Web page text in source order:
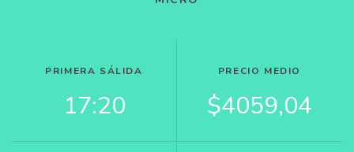
PRIMERA SÁLIDA
17:20
PRECIO MEDIO
$4059,04